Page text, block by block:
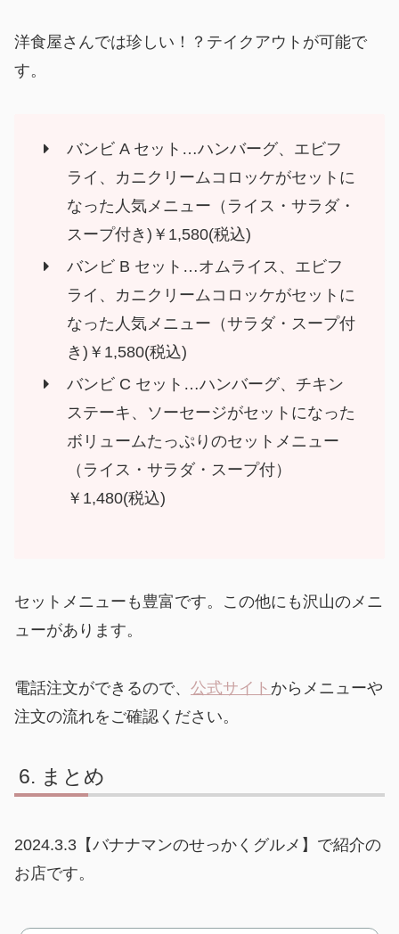
洋食屋さんでは珍しい！？テイクアウトが可能で
す。
バンビ A セット…ハンバーグ、エビフ
ライ、カニクリームコロッケがセットに
なった人気メニュー（ライス・サラダ・
スープ付き)￥1,580(税込)
バンビ B セット…オムライス、エビフ
ライ、カニクリームコロッケがセットに
なった人気メニュー（サラダ・スープ付
き)￥1,580(税込)
バンビ C セット…ハンバーグ、チキン
ステーキ、ソーセージがセットになった
ボリュームたっぷりのセットメニュー
（ライス・サラダ・スープ付）
￥1,480(税込)
セットメニューも豊富です。この他にも沢山のメニ
ューがあります。
電話注文ができるので、 公式サイト からメニューや
注文の流れをご確認ください。
まとめ
2024.3.3【バナナマンのせっかくグルメ】で紹介の
お店です。